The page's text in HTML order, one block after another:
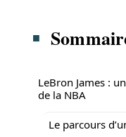
LeBron James :
de la NBA
Le parcours